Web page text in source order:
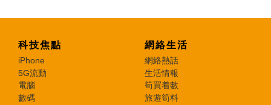
科技焦點
iPhone
5G流動
電腦
數碼
網絡生活
網絡熱話
生活情報
筍買着數
旅遊筍料